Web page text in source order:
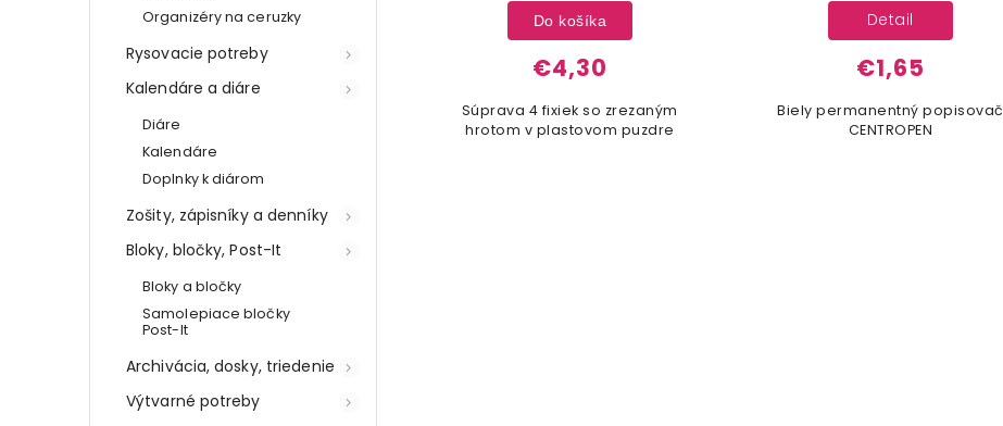
Organizéry na ceruzky
Rysovacie potreby
Kalendáre a diáre
Diáre
Kalendáre
Doplnky k diárom
Zošity, zápisníky a denníky
Bloky, bločky, Post-It
Bloky a bločky
Samolepiace bločky
Post-It
Archivácia, dosky, triedenie
Výtvarné potreby
€4,30
Do košíka
Súprava 4 fixiek so zrezaným
hrotom v plastovom puzdre
€1,65
Detail
Biely permanentný popisovač
CENTROPEN